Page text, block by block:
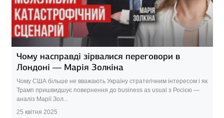
Чому насправді зірвалися переговори в
Лондоні — Марія Золкіна
Чому США більше не вважають Україну стратегічним інтересом і як
Трамп пришвидшує повернення до business as usual з Росією —
аналіз Марії Зол...
25 квітня 2025